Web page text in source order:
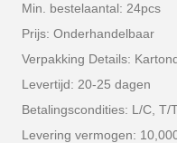
Min. bestelaantal: 24pcs
Prijs: Onderhandelbaar
Verpakking Details:
Levertijd: 20-25 dagen
Betalingscondities: L/C, T/
Levering vermogen: